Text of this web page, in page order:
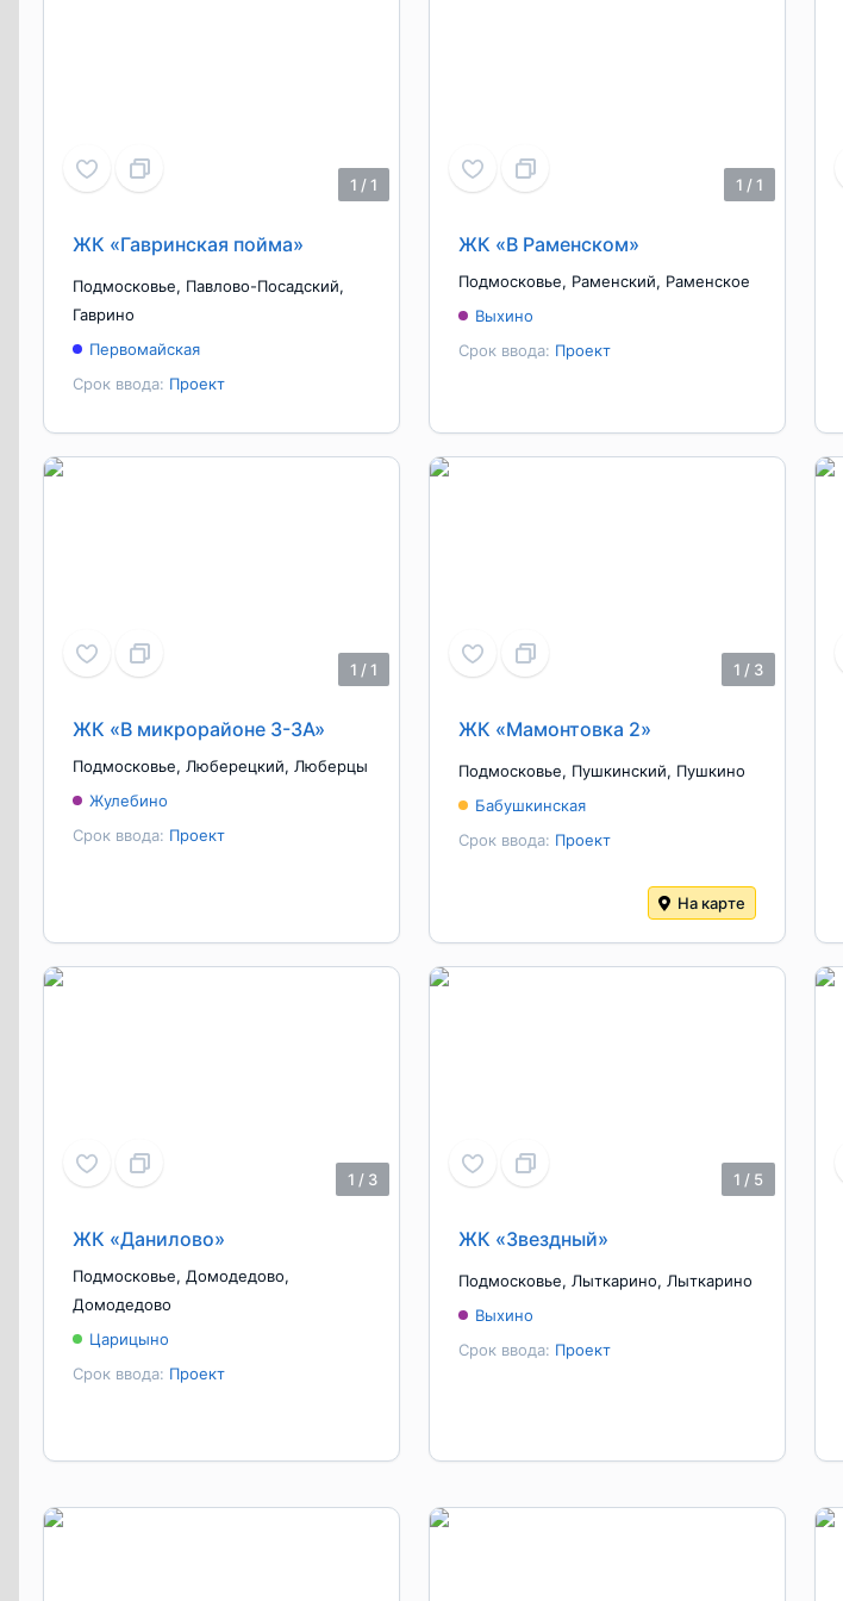
1 /1
ЖК «Гавринская пойма»
Подмосковье, Павлово-Посадский,
Гаврино
Срок ввода: Проект
Первомайская
1 /1
ЖК «В Раменском»
Подмосковье, Раменский, Раменское
Срок ввода: Проект
Выхино
1 /1
ЖК «В микрорайоне 3-3А»
Подмосковье, Люберецкий, Люберцы
Срок ввода: Проект
Жулебино
1 / 3
ЖК «Мамонтовка 2»
Подмосковье, Пушкинский, Пушкино
Срок ввода: Проект
Бабушкинская
На карте
1 / 3
ЖК «Данилово»
Подмосковье, Домодедово,
Домодедово
Срок ввода: Проект
Царицыно
1 / 5
ЖК «Звездный»
Подмосковье, Лыткарино, Лыткарино
Срок ввода: Проект
Выхино